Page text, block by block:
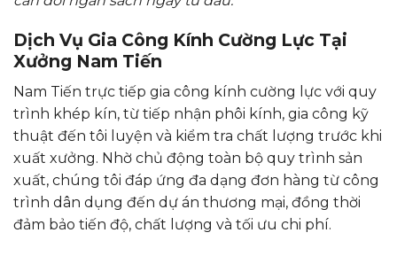
Dịch Vụ Gia Công Kính Cường Lực Tại
Xưởng Nam Tiến
Nam Tiến trực tiếp gia công kính cường lực với quy
trình khép kín, từ tiếp nhận phôi kính, gia công kỹ
thuật đến tôi luyện và kiểm tra chất lượng trước khi
xuất xưởng. Nhờ chủ động toàn bộ quy trình sản
xuất, chúng tôi đáp ứng đa dạng đơn hàng từ công
trình dân dụng đến dự án thương mại, đồng thời
đảm bảo tiến độ, chất lượng và tối ưu chi phí.